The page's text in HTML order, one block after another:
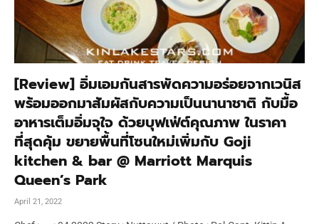
[Review] อิ่มเอมกันสารพัดความอร่อยจากเวนิส
พร้อมออกมาสัมผัสกับความเป็นนานาชาติ กับมื้อ
อาหารเต็มอิ่มจุใจ ด้วยบุฟเฟ่ต์คุณภาพ ในราคา
ที่สุดคุ้ม ขยายพื้นที่โซนใหม่เพิ่มกับ Goji
kitchen & bar @ Marriott Marquis
Queen’s Park
April 21, 2022